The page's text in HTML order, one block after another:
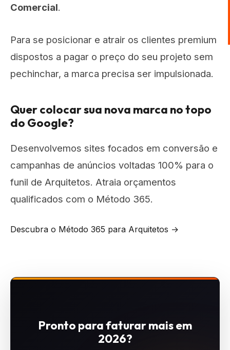
Comercial.
Para se posicionar e atrair os clientes premium
dispostos a pagar o preço do seu projeto sem
pechinchar, a marca precisa ser impulsionada.
Quer colocar sua nova marca no topo
do Google?
Desenvolvemos sites focados em conversão e
campanhas de anúncios voltadas 100% para o
funil de Arquitetos. Atraia orçamentos
qualificados com o Método 365.
Descubra o Método 365 para Arquitetos →
Pronto para faturar mais em
2026?